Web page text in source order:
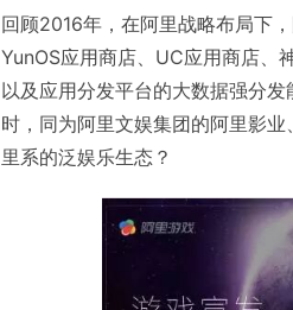
回顾2016年，在阿里战略布局下
YunOS应用商店、UC应用商店、
以及应用分发平台的大数据强分
时，同为阿里文娱集团的阿里影
里系的泛娱乐生态？